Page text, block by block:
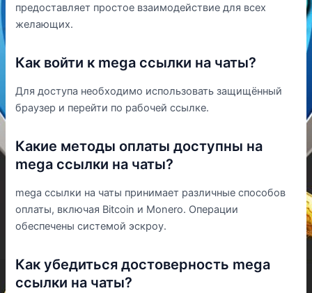
предоставляет простое взаимодействие для всех
желающих.
Как войти к mega ссылки на чаты?
Для доступа необходимо использовать защищённый
браузер и перейти по рабочей ссылке.
Какие методы оплаты доступны на
mega ссылки на чаты?
mega ссылки на чаты принимает различные способов
оплаты, включая Bitcoin и Monero. Операции
обеспечены системой эскроу.
Как убедиться достоверность mega
ссылки на чаты?